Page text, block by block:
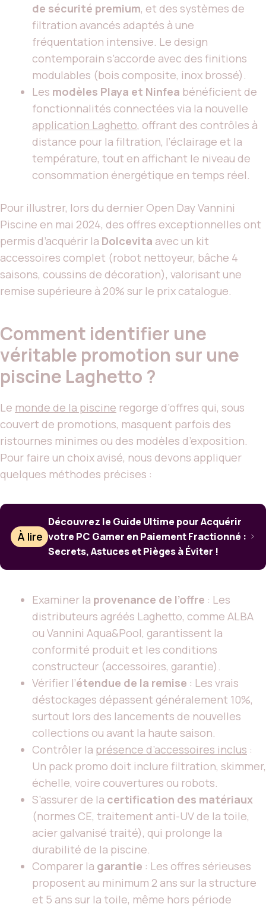
de sécurité premium, et des systèmes de
filtration avancés adaptés à une
fréquentation intensive. Le design
contemporain s’accorde avec des finitions
modulables (bois composite, inox brossé).
Les modèles Playa et Ninfea bénéficient de
fonctionnalités connectées via la nouvelle
application Laghetto, offrant des contrôles à
distance pour la filtration, l’éclairage et la
température, tout en affichant le niveau de
consommation énergétique en temps réel.
Pour illustrer, lors du dernier Open Day Vannini
Piscine en mai 2024, des offres exceptionnelles ont
permis d’acquérir la Dolcevita avec un kit
accessoires complet (robot nettoyeur, bâche 4
saisons, coussins de décoration), valorisant une
remise supérieure à 20% sur le prix catalogue.
Comment identifier une
véritable promotion sur une
piscine Laghetto ?
Le monde de la piscine regorge d’offres qui, sous
couvert de promotions, masquent parfois des
ristournes minimes ou des modèles d’exposition.
Pour faire un choix avisé, nous devons appliquer
quelques méthodes précises :
À lire
Découvrez le Guide Ultime pour Acquérir
votre PC Gamer en Paiement Fractionné :
Secrets, Astuces et Pièges à Éviter !
Examiner la provenance de l’offre : Les
distributeurs agréés Laghetto, comme ALBA
ou Vannini Aqua&Pool, garantissent la
conformité produit et les conditions
constructeur (accessoires, garantie).
Vérifier l’étendue de la remise : Les vrais
déstockages dépassent généralement 10%,
surtout lors des lancements de nouvelles
collections ou avant la haute saison.
Contrôler la présence d’accessoires inclus :
Un pack promo doit inclure filtration, skimmer,
échelle, voire couvertures ou robots.
S’assurer de la certification des matériaux
(normes CE, traitement anti-UV de la toile,
acier galvanisé traité), qui prolonge la
durabilité de la piscine.
Comparer la garantie : Les offres sérieuses
proposent au minimum 2 ans sur la structure
et 5 ans sur la toile, même hors période